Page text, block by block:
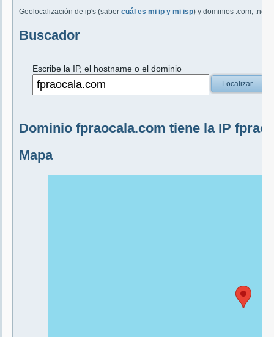
Geolocalización de ip's (saber cuál es mi ip y mi isp) y dominios .com, .net,
Buscador
Escribe la IP, el hostname o el dominio
Localizar
Dominio fpraocala.com tiene la IP
Mapa